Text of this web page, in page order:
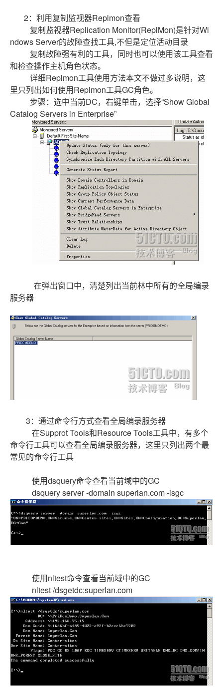
2：利用复制监视器Replmon查看
复制监视器Replication Monitor(ReplMon)是针对Wi
ndows Server的故障查找工具,不但是定位活动目录
复制故障强有利的工具，同时也可以使用该工具查看
和检查操作主机角色状态。
详细Replmon工具使用方法本文不做过多说明，这
里只列出如何使用Replmon工具GC角色。
步骤：选中当前DC，右键单击，选择“Show Global
Catalog Servers in Enterprise”
在弹出窗口中，清楚列出当前林中所有的全局编录
服务器
3：通过命令行方式查看全局编录服务器
在Supprot Tools和Resource Tools工具中，有多个
命令行工具可以查看全局编录服务器，这里只列出两个最
常见的命令行工具
使用dsquery命令查看当前域中的GC
dsquery server -domain superlan.com -isgc
使用nltest命令查看当前域中的GC
nltest /dsgetdc:superlan.com